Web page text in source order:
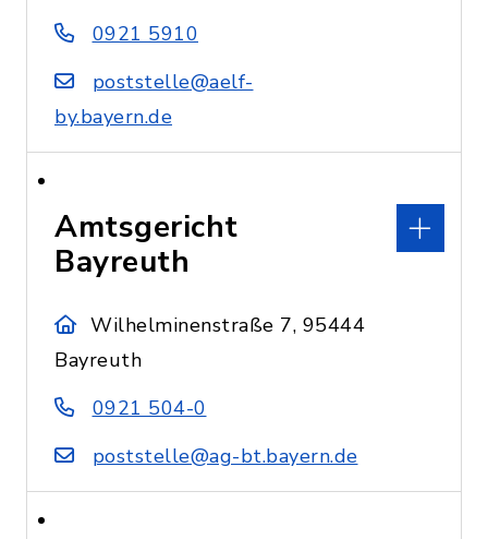
0921 5910
poststelle@aelf-
by.bayern.de
Amtsgericht
Bayreuth
Wilhelminenstraße 7, 95444
Bayreuth
0921 504-0
poststelle@ag-bt.bayern.de